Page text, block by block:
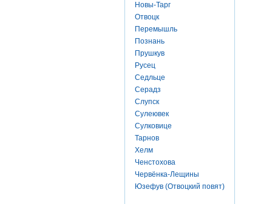
Новы-Тарг
Отвоцк
Перемышль
Познань
Прушкув
Русец
Седльце
Серадз
Слупск
Сулеювек
Сулковице
Тарнов
Хелм
Ченстохова
Червёнка-Лещины
Юзефув (Отвоцкий повят)